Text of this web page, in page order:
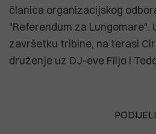
članica organizacijskog
"Referendum za Lungomare".
završetku tribine, na terasi
druženje uz DJ-eve Filjo i
PODIJELI